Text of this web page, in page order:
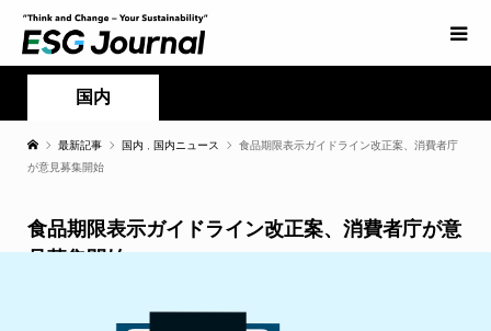
国内
最新記事 国内 国内ニュース
食品期限表示ガイドライン改正案、消費者庁
が意見募集開始
食品期限表示ガイドライン改正案、消費者庁が意
見募集開始